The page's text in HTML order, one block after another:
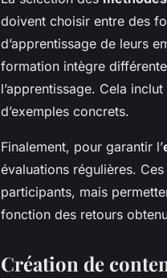
doivent choisir entre des
d’apprentissage de leurs
formation intègre
l’apprentissage. Cela
d’exemples concrets.
Finalement, pour garantir l’
évaluations régulières.
participants, mais
fonction des retours
Création de